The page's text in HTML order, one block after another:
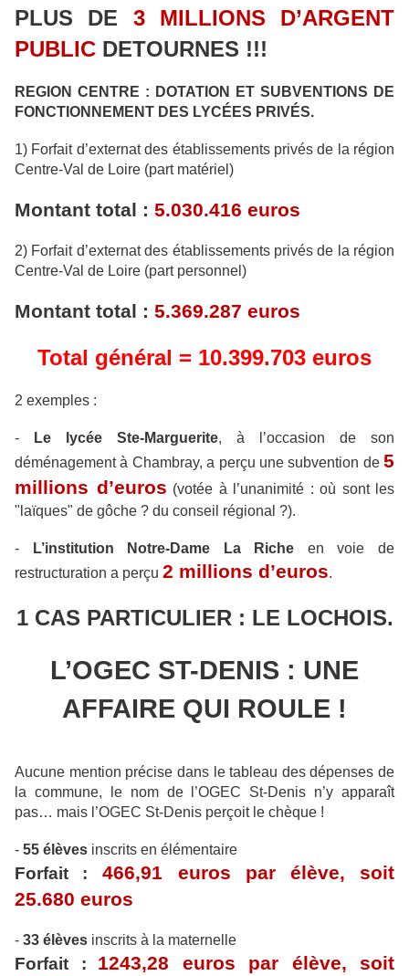
PLUS DE 3 MILLIONS D’ARGENT
PUBLIC DETOURNES !!!
REGION CENTRE : DOTATION ET SUBVENTIONS DE
FONCTIONNEMENT DES LYCÉES PRIVÉS.
1) Forfait d’externat des établissements privés de la région
Centre-Val de Loire (part matériel)
Montant total : 5.030.416 euros
2) Forfait d’externat des établissements privés de la région
Centre-Val de Loire (part personnel)
Montant total : 5.369.287 euros
Total général = 10.399.703 euros
2 exemples :
- Le lycée Ste-Marguerite, à l’occasion de son
déménagement à Chambray, a perçu une subvention de 5
millions d’euros (votée à l’unanimité : où sont les
"laïques" de gôche ? du conseil régional ?).
- L’institution Notre-Dame La Riche en voie de
restructuration a perçu 2 millions d’euros.
1 CAS PARTICULIER : LE LOCHOIS.
L’OGEC ST-DENIS : UNE
AFFAIRE QUI ROULE !
Aucune mention précise dans le tableau des dépenses de
la commune, le nom de l’OGEC St-Denis n’y apparaît
pas… mais l’OGEC St-Denis perçoit le chèque !
- 55 élèves inscrits en élémentaire
Forfait :
466,91 euros par élève, soit
25.680 euros
- 33 élèves inscrits à la maternelle
Forfait :
1243,28 euros par élève, soit